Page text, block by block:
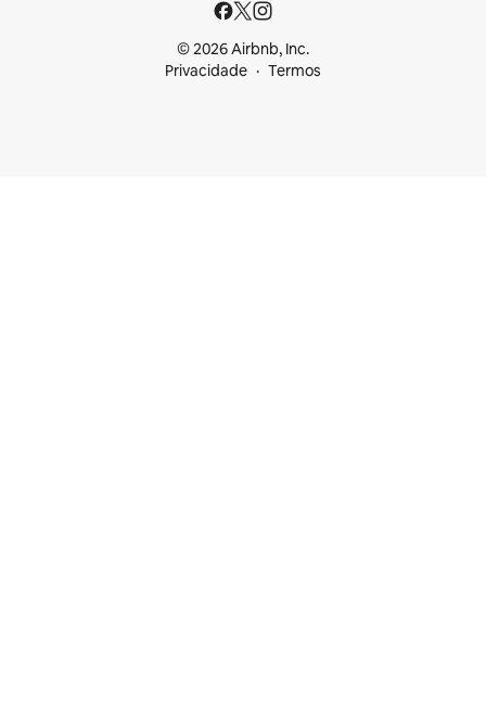
© 2026 Airbnb, Inc.
Privacidade
Termos